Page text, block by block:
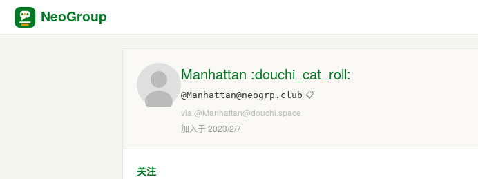
NeoGroup
Manhattan :douchi_cat_roll:
@Manhattan@neogrp.club 📋
via @Manhattan@douchi.space
加入于 2023/2/7
关注